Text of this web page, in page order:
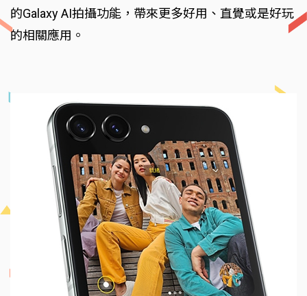
的Galaxy AI拍攝功能，帶來更多好用、直覺或是好玩
的相關應用。